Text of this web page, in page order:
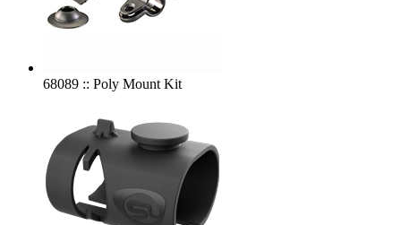
68089 :: Poly Mount Kit